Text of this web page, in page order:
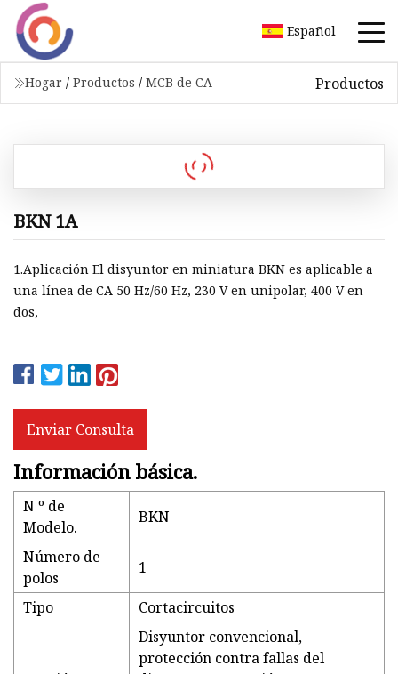
Español
Hogar / Productos / MCB de CA Productos
BKN 1A
1.Aplicación El disyuntor en miniatura BKN es aplicable a
una línea de CA 50 Hz/60 Hz, 230 V en unipolar, 400 V en
dos,
Enviar Consulta
Información básica.
N º de
Modelo.
BKN
Número de
polos
1
Tipo Cortacircuitos
Disyuntor convencional,
protección contra fallas del